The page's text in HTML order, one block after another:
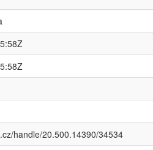
handle/20.500.14390/34534